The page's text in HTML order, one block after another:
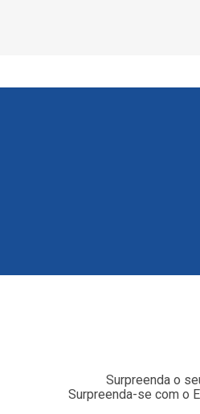
Surpreenda o
Surpreenda-se com o